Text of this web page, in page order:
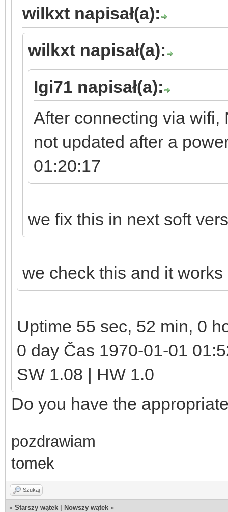
wilkxt napisał(a):
wilkxt napisał(a):
Igi71 napisał(a):
After connecting via wifi,
not updated after a
01:20:17
we fix this in next soft
we check this and it
Uptime 55 sec, 52 min, 0
0 day Čas 1970-01-01
SW 1.08 | HW 1.0
Do you have the
pozdrawiam
tomek
Szukaj
« Starszy wątek Nowszy wątek »